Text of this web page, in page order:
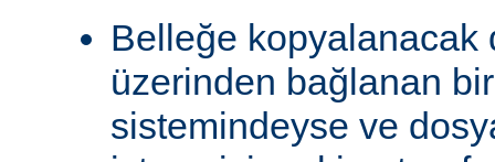
Belleğe kopyalanacak
üzerinden bağlanan
sistemindeyse ve